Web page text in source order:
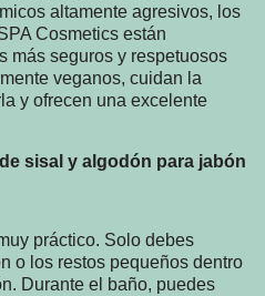
altamente agresivos, los
Cosmetics están
más seguros y respetuosos
veganos, cuidan la
y ofrecen una excelente
sisal y algodón para jabón
práctico. Solo debes
o los restos pequeños dentro
Durante el baño, puedes